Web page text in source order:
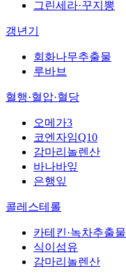
그린세라·꾸지뽕
갱년기
회화나무추출물
루바브
혈행·혈압·혈당
오메가3
코엔자임Q10
감마리놀렌산
바나바잎
은행잎
콜레스테롤
카테킨·녹차추출물
식이섬유
감마리놀렌산